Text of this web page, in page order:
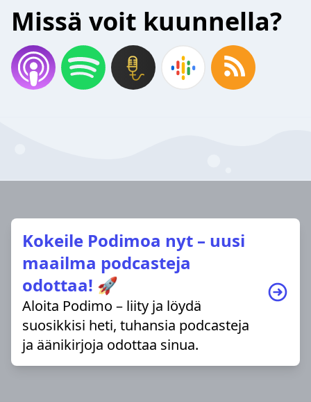
Missä voit kuunnella?
Kokeile Podimoa nyt – uusi
maailma podcasteja
odottaa! 🚀
Aloita Podimo – liity ja löydä
suosikkisi heti, tuhansia podcasteja
ja äänikirjoja odottaa sinua.